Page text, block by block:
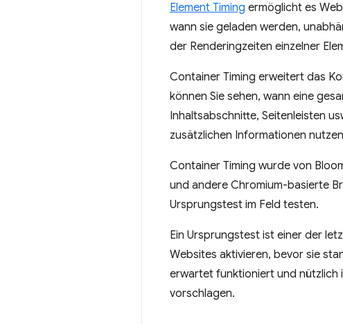
Element Timing ermöglicht es
wann sie geladen werden,
der Renderingzeiten einzelner
Container Timing erweitert das
können Sie sehen, wann eine
Inhaltsabschnitte, Seitenleisten
zusätzlichen Informationen
Container Timing wurde von
und andere Chromium-basierte
Ursprungstest im Feld testen.
Ein Ursprungstest ist einer der
Websites aktivieren, bevor sie
erwartet funktioniert und nützlich
vorschlagen.